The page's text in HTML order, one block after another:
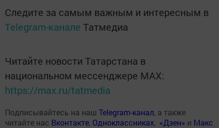
Следите за самым важным и интересным в
Telegram-канале Татмедиа
Читайте новости Татарстана в
национальном мессенджере MАХ:
https://max.ru/tatmedia
Подписывайтесь на наш Telegram-канал, а также
читайте нас Вконтакте, Одноклассниках, «Дзен» и Макс